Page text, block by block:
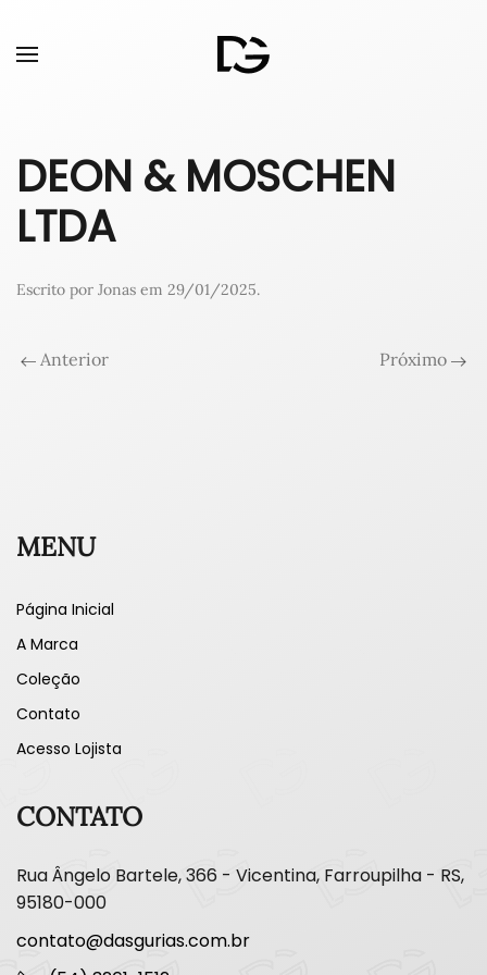
DEON & MOSCHEN
LTDA
Escrito por Jonas em 29/01/2025.
Anterior Próximo
MENU
Página Inicial
A Marca
Coleção
Contato
Acesso Lojista
CONTATO
Rua Ângelo Bartele, 366 - Vicentina, Farroupilha - RS,
95180-000
contato@dasgurias.com.br